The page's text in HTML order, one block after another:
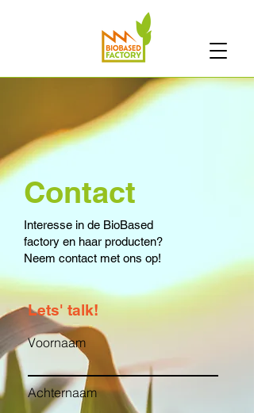
Contact
Interesse in de BioBased
factory en haar producten?
Neem contact met ons op!
Lets' talk!
Voornaam
Achternaam